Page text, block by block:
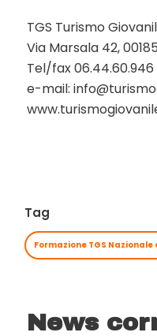
TGS Turismo
Via Marsala 42,
Tel/fax 06.44.60.946
e-mail:
Tag
Formazione TGS Nazionale
News